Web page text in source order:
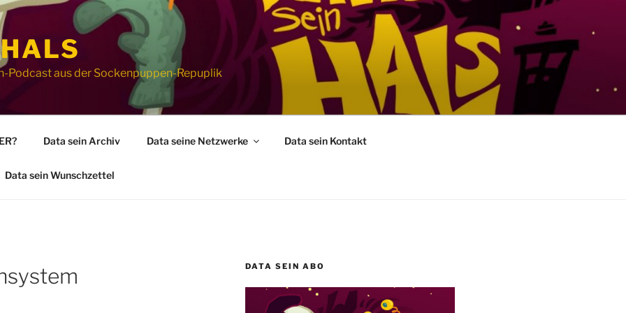
Podcast aus der Sockenpuppen-Repuplik
Data sein Archiv Data seine Netzwerke Data sein Kontakt
Data sein Wunschzettel
DATA SEIN ABO